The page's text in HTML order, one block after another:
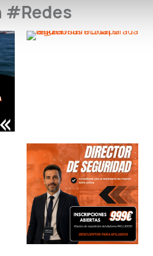
#Redes